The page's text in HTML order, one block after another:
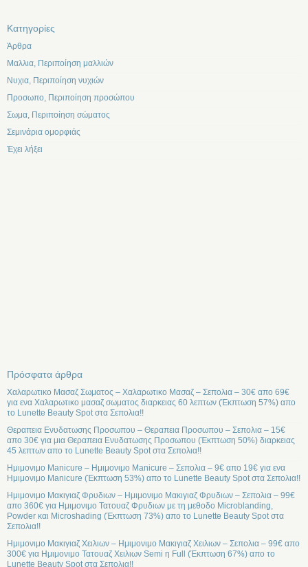
Kατηγορίες
Άρθρα
Μαλλια, Περιποίηση μαλλιών
Νυχια, Περιποίηση νυχιών
Προσωπο, Περιποίηση προσώπου
Σωμα, Περιποίηση σώματος
Σεμινάρια ομορφιάς
Έχει λήξει
Πρόσφατα άρθρα
Χαλαρωτικο Μασαζ Σωματος – Χαλαρωτικο Μασαζ – Σεπολια – 30€ απο 69€
για ενα Χαλαρωτικο μασαζ σωματος διαρκειας 60 λεπτων (Έκπτωση 57%) απο
το Lunette Beauty Spot στα Σεπολια!!
Θεραπεια Ενυδατωσης Προσωπου – Θεραπεια Προσωπου – Σεπολια – 15€
απο 30€ για μια Θεραπεια Ενυδατωσης Προσωπου (Έκπτωση 50%) διαρκειας
45 λεπτων απο το Lunette Beauty Spot στα Σεπολια!!
Ημιμονιμο Manicure – Ημιμονιμο Manicure – Σεπολια – 9€ απο 19€ για ενα
Ημιμονιμο Manicure (Έκπτωση 53%) απο το Lunette Beauty Spot στα Σεπολια!!
Ημιμονιμο Μακιγιαζ Φρυδιων – Ημιμονιμο Μακιγιαζ Φρυδιων – Σεπολια – 99€
απο 360€ για Ημιμονιμο Τατουαζ Φρυδιων με τη μεθοδο Microblanding,
Powder και Microshading (Έκπτωση 73%) απο το Lunette Beauty Spot στα
Σεπολια!!
Ημιμονιμο Μακιγιαζ Χειλιων – Ημιμονιμο Μακιγιαζ Χειλιων – Σεπολια – 99€ απο
300€ για Ημιμονιμο Τατουαζ Χειλιων Semi η Full (Έκπτωση 67%) απο το
Lunette Beauty Spot στα Σεπολια!!